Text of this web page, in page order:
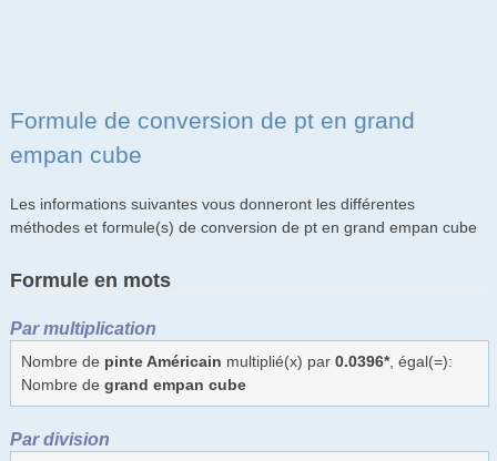
Formule de conversion de pt en grand
empan cube
Les informations suivantes vous donneront les différentes
méthodes et formule(s) de conversion de pt en grand empan cube
Formule en mots
Par multiplication
Nombre de pinte Américain multiplié(x) par 0.0396*, égal(=):
Nombre de grand empan cube
Par division